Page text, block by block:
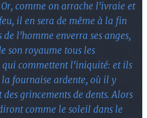
Or, comme on arrache l'ivraie et
il en sera de même à la fin
de l'homme enverra ses anges,
son royaume tous les
qui commettent l'iniquité: et ils
fournaise ardente, où il y
des grincements de dents. Alors
comme le soleil dans le